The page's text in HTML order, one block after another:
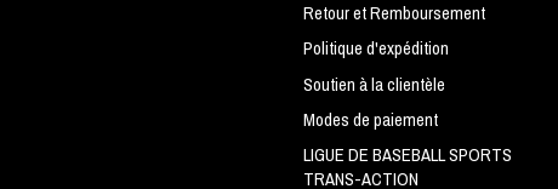
Retour et Remboursement
Politique d'expédition
Soutien à la clientèle
Modes de paiement
LIGUE DE BASEBALL SPORTS
TRANS-ACTION